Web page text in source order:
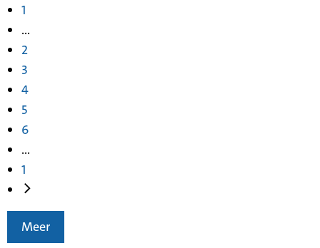
1
...
2
3
4
5
6
...
1
Meer